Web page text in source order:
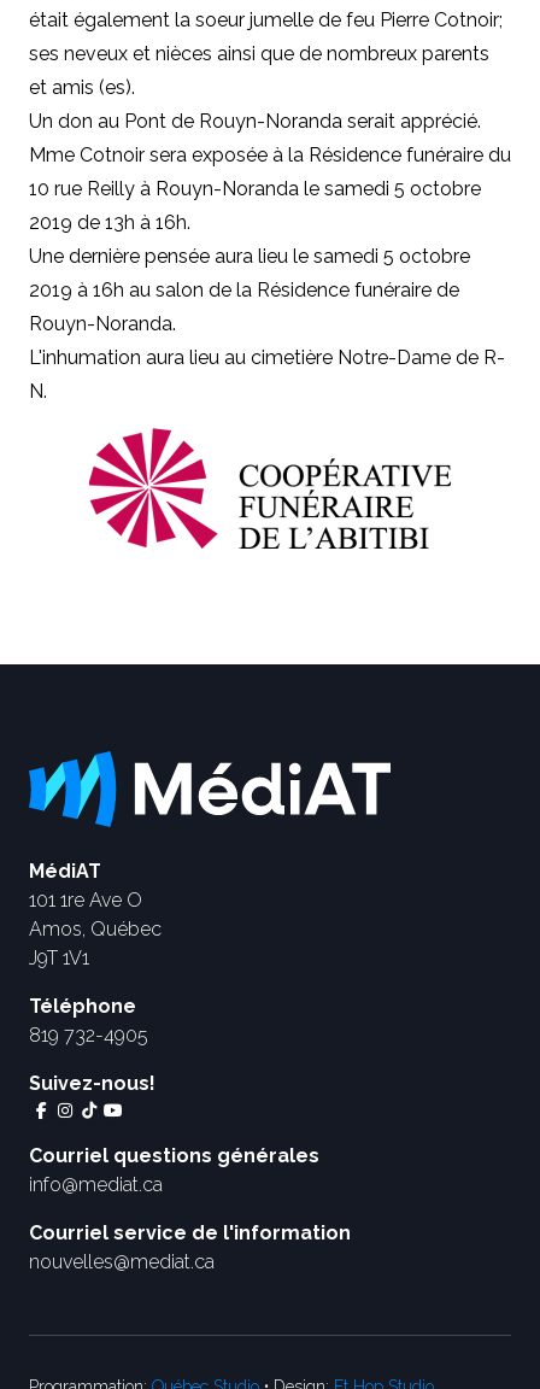
était également la soeur jumelle de feu Pierre Cotnoir;
ses neveux et nièces ainsi que de nombreux parents
et amis (es).
Un don au Pont de Rouyn-Noranda serait apprécié.
Mme Cotnoir sera exposée à la Résidence funéraire du
10 rue Reilly à Rouyn-Noranda le samedi 5 octobre
2019 de 13h à 16h.
Une dernière pensée aura lieu le samedi 5 octobre
2019 à 16h au salon de la Résidence funéraire de
Rouyn-Noranda.
L'inhumation aura lieu au cimetière Notre-Dame de R-
N.
MédiAT
101 1re Ave O
Amos, Québec
J9T 1V1
Téléphone
819 732-4905
Suivez-nous!
Courriel questions générales
info@mediat.ca
Courriel service de l'information
nouvelles@mediat.ca